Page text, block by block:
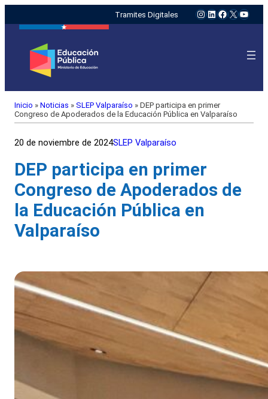
Tramites Digitales Instagram
LinkedIn
Facebook
X
Inicio » Noticias » SLEP Valparaíso » DEP participa en primer
Congreso de Apoderados de la Educación Pública en Valparaíso
20 de noviembre de 2024SLEP Valparaíso
DEP participa en primer
Congreso de Apoderados de
la Educación Pública en
Valparaíso